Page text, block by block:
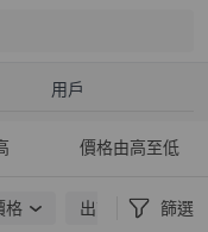
用戶
價格由高至低
格 出貨地點 篩選